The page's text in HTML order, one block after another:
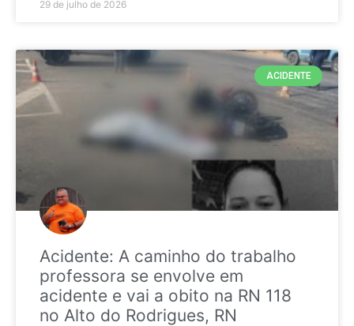
29 de julho de 2026
ACIDENTE
Acidente: A caminho do trabalho
professora se envolve em
acidente e vai a obito na RN 118
no Alto do Rodrigues, RN